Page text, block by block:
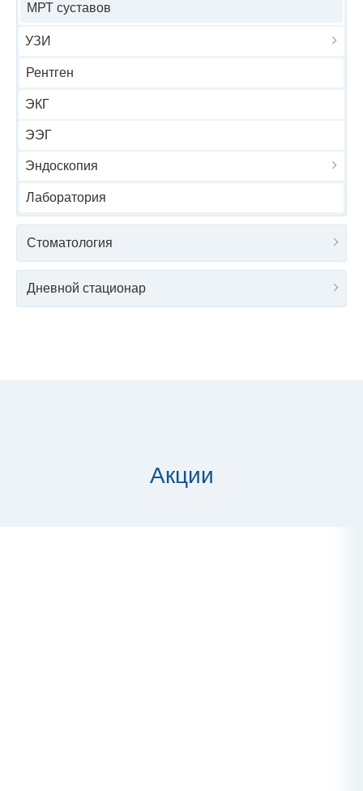
МРТ суставов
УЗИ
Рентген
ЭКГ
ЭЭГ
Эндоскопия
Лаборатория
Стоматология
Дневной стационар
Акции